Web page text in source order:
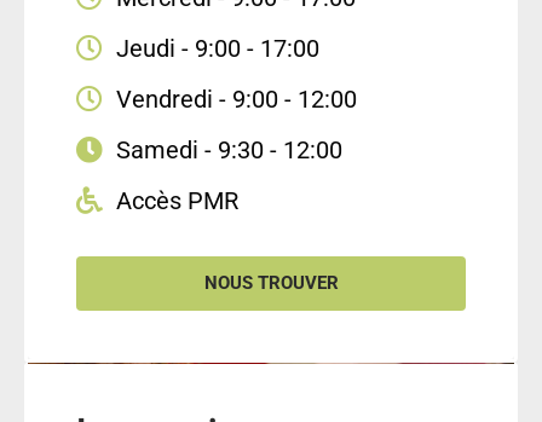
Jeudi - 9:00 - 17:00
Vendredi - 9:00 - 12:00
Samedi - 9:30 - 12:00
Accès PMR
NOUS TROUVER